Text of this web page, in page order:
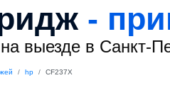
-
выезде в Санкт-
/ hp / CF237X